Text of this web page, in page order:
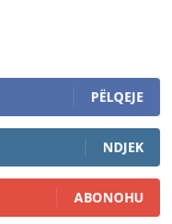
PËLQEJE
NDJEK
ABONOHU